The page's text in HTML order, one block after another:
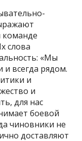
команде
слова
«Мы
и всегда рядом.
и
и
для нас
боевой
чиновники не
доставляют